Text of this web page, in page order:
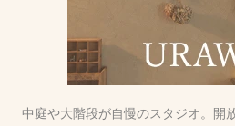
中庭や大階段が自慢のスタジオ。開